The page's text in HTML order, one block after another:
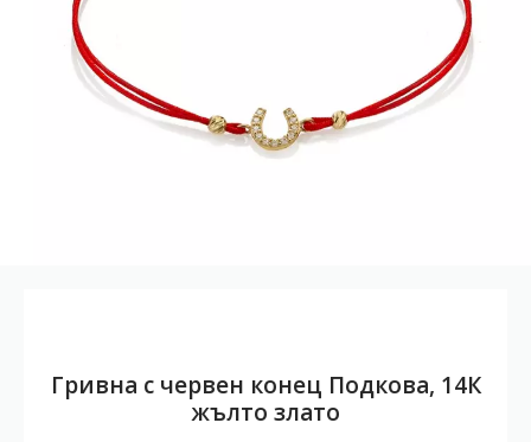
Гривна с червен конец Подкова, 14К
жълто злато